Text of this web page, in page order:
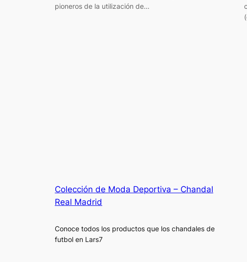
pioneros de la utilización de…
Colección de Moda Deportiva – Chandal
Real Madrid
Conoce todos los productos que los chandales de
futbol en Lars7